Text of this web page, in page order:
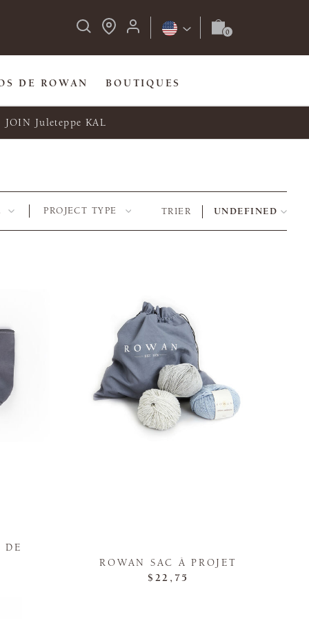
DE ROWAN BOUTIQUES
JOIN Juleteppe KAL
PROJECT TYPE TRIER UNDEFINED
DE
ROWAN SAC À PROJET
$22,75